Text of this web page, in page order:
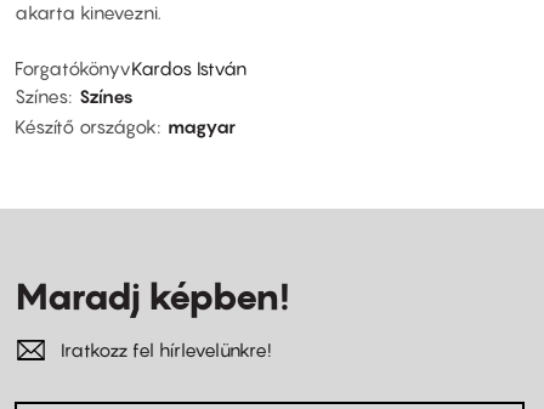
akarta kinevezni.
ForgatókönyvKardos István
Színes Színes
Készítő országok
magyar
Maradj képben!
Iratkozz fel hírlevelünkre!